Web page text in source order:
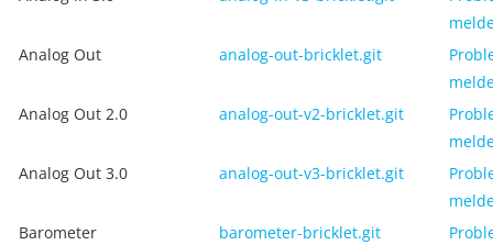
Analog Out
analog-out-bricklet.git
Analog Out 2.0
analog-out-v2-bricklet.git
Analog Out 3.0
analog-out-v3-bricklet.git
Barometer
barometer-bricklet.git